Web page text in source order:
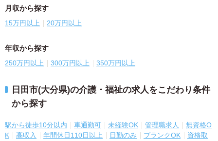
月収から探す
15万円以上 20万円以上
年収から探す
250万円以上 300万円以上 350万円以上
日田市(大分県)の介護・福祉の求人をこだわり条件
から探す
駅から徒歩10分以内 車通勤可 未経験OK 管理職求人
無資格O
K
高収入 年間休日110日以上 日勤のみ ブランクOK
資格取